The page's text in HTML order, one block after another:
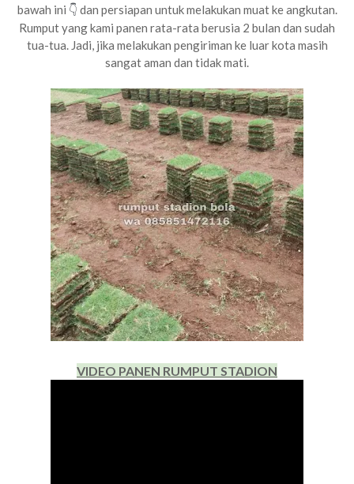
bawah ini 👇 dan persiapan untuk melakukan muat ke angkutan.
Rumput yang kami panen rata-rata berusia 2 bulan dan sudah
tua-tua. Jadi, jika melakukan pengiriman ke luar kota masih
sangat aman dan tidak mati.
VIDEO PANEN RUMPUT STADION